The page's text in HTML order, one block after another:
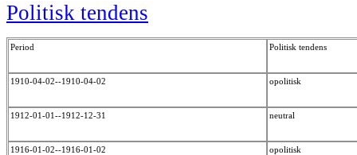
Politisk tendens
Period Politisk tendens
1910-04-02--1910-04-02 opolitisk
1912-01-01--1912-12-31 neutral
1916-01-02--1916-01-02 opolitisk